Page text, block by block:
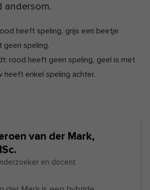
andersom.
heeft speling, grijs een beetje
geen speling.
rood heeft geen speling, geel is met
heeft enkel speling achter.
van der Mark,
en docent